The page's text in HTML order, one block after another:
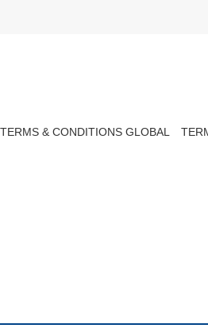
TERMS & CONDITIONS GLOBAL